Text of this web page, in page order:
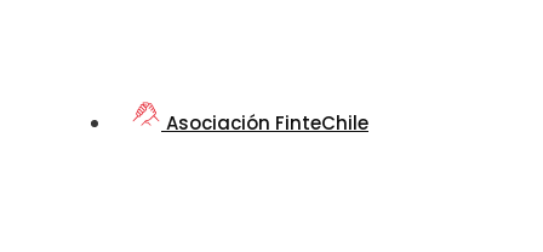
Asociación FinteChile